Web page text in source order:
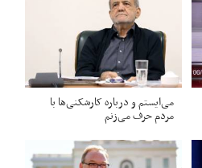
می‌ایستم و درباره کارشکنی‌ها با
مردم حرف می‌زنم